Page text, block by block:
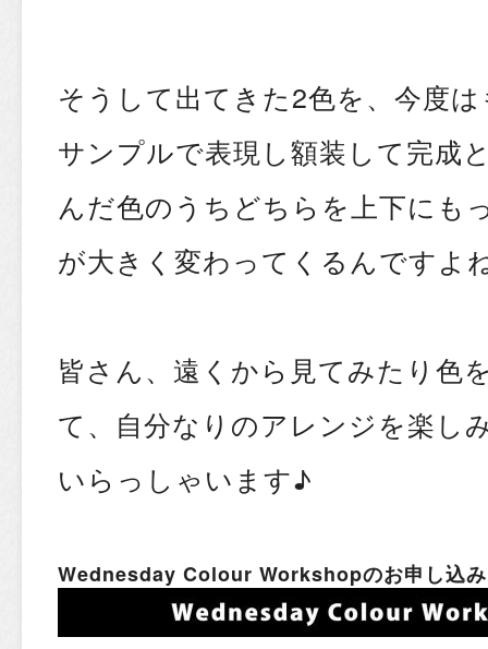
そうして出てきた2色を、今度
サンプルで表現し額装して完成
んだ色のうちどちらを上下にも
が大きく変わってくるんですよ
皆さん、遠くから見てみたり色
て、自分なりのアレンジを楽し
いらっしゃいます♪
Wednesday Colour Workshopのお申し込み